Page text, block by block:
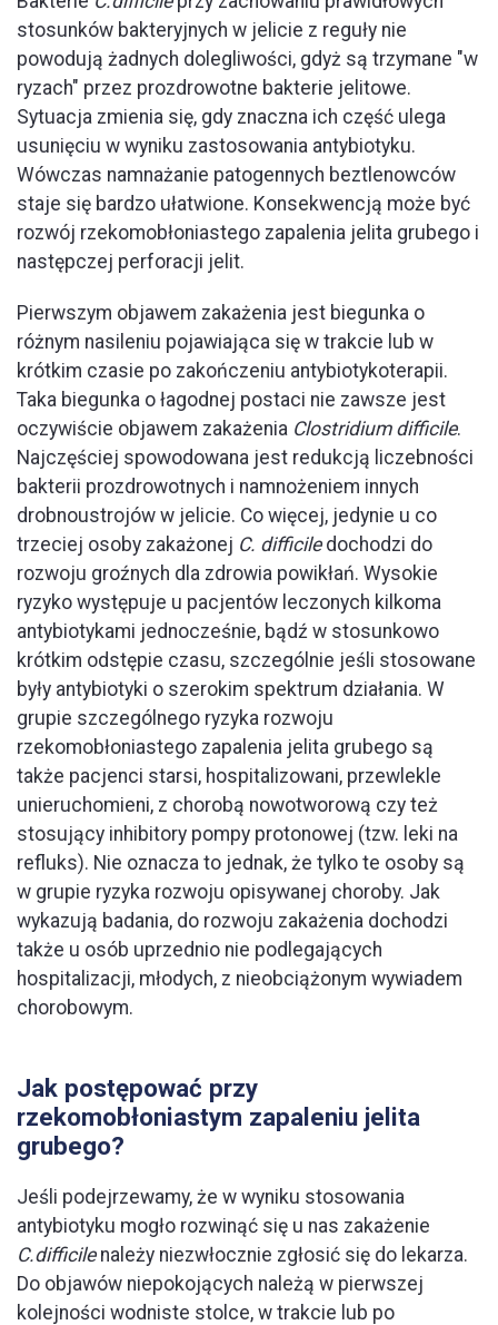
stosunków bakteryjnych w jelicie z reguły nie
powodują żadnych dolegliwości, gdyż są trzymane "w
ryzach" przez prozdrowotne bakterie jelitowe.
Sytuacja zmienia się, gdy znaczna ich część ulega
usunięciu w wyniku zastosowania antybiotyku.
Wówczas namnażanie patogennych beztlenowców
staje się bardzo ułatwione. Konsekwencją może być
rozwój rzekomobłoniastego zapalenia jelita grubego i
następczej perforacji jelit.
Pierwszym objawem zakażenia jest biegunka o
różnym nasileniu pojawiająca się w trakcie lub w
krótkim czasie po zakończeniu antybiotykoterapii.
Taka biegunka o łagodnej postaci nie zawsze jest
oczywiście objawem zakażenia Clostridium difficile.
Najczęściej spowodowana jest redukcją liczebności
bakterii prozdrowotnych i namnożeniem innych
drobnoustrojów w jelicie. Co więcej, jedynie u co
trzeciej osoby zakażonej C. difficiledochodzi do
rozwoju groźnych dla zdrowia powikłań. Wysokie
ryzyko występuje u pacjentów leczonych kilkoma
antybiotykami jednocześnie, bądź w stosunkowo
krótkim odstępie czasu, szczególnie jeśli stosowane
były antybiotyki o szerokim spektrum działania. W
grupie szczególnego ryzyka rozwoju
rzekomobłoniastego zapalenia jelita grubego są
także pacjenci starsi, hospitalizowani, przewlekle
unieruchomieni, z chorobą nowotworową czy też
stosujący inhibitory pompy protonowej (tzw. leki na
refluks). Nie oznacza to jednak, że tylko te osoby są
w grupie ryzyka rozwoju opisywanej choroby. Jak
wykazują badania, do rozwoju zakażenia dochodzi
także u osób uprzednio nie podlegających
hospitalizacji, młodych, z nieobciążonym wywiadem
chorobowym.
Jak postępować przy
rzekomobłoniastym zapaleniu jelita
grubego?
Jeśli podejrzewamy, że w wyniku stosowania
antybiotyku mogło rozwinąć się u nas zakażenie
C.difficilenależy niezwłocznie zgłosić się do lekarza.
Do objawów niepokojących należą w pierwszej
kolejności wodniste stolce, w trakcie lub po